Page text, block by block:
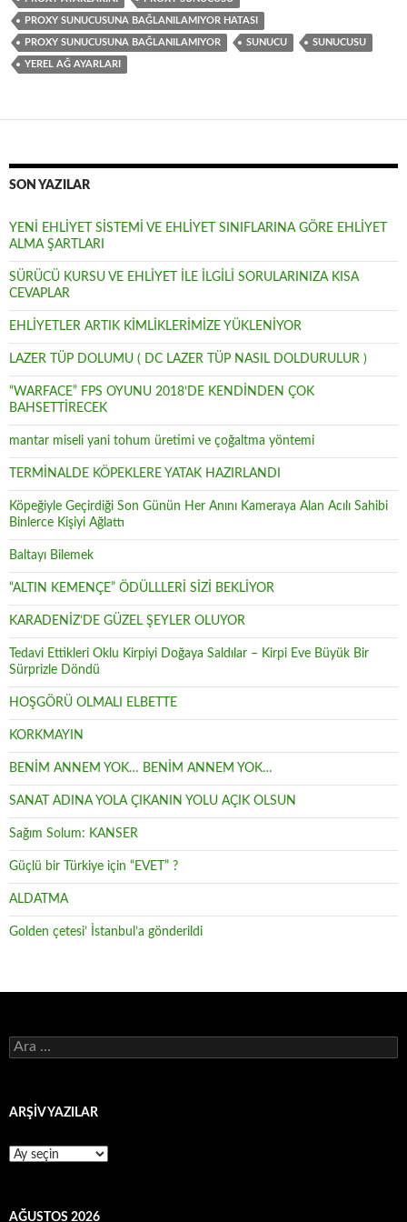
p
e
r
PROXY SUNUCUSUNA BAĞLANILAMIYOR HATASI
PROXY SUNUCUSUNA BAĞLANILAMIYOR SUNUCU SUNUCUSU
YEREL AĞ AYARLARI
SON YAZILAR
YENİ EHLİYET SİSTEMİ VE EHLİYET SINIFLARINA GÖRE EHLİYET
ALMA ŞARTLARI
SÜRÜCÜ KURSU VE EHLİYET İLE İLGİLİ SORULARINIZA KISA
CEVAPLAR
EHLİYETLER ARTIK KİMLİKLERİMİZE YÜKLENİYOR
LAZER TÜP DOLUMU ( DC LAZER TÜP NASIL DOLDURULUR )
“WARFACE” FPS OYUNU 2018’DE KENDİNDEN ÇOK
BAHSETTİRECEK
mantar miseli yani tohum üretimi ve çoğaltma yöntemi
TERMİNALDE KÖPEKLERE YATAK HAZIRLANDI
Köpeğiyle Geçirdiği Son Günün Her Anını Kameraya Alan Acılı Sahibi
Binlerce Kişiyi Ağlattı
Baltayı Bilemek
“ALTIN KEMENÇE” ÖDÜLLLERİ SİZİ BEKLİYOR
KARADENİZ’DE GÜZEL ŞEYLER OLUYOR
Tedavi Ettikleri Oklu Kirpiyi Doğaya Saldılar – Kirpi Eve Büyük Bir
Sürprizle Döndü
HOŞGÖRÜ OLMALI ELBETTE
KORKMAYIN
BENİM ANNEM YOK… BENİM ANNEM YOK…
SANAT ADINA YOLA ÇIKANIN YOLU AÇIK OLSUN
Sağım Solum: KANSER
Güçlü bir Türkiye için “EVET” ?
ALDATMA
Golden çetesi’ İstanbul’a gönderildi
Arama:
ARŞİV YAZILAR
ARŞİV
AĞUSTOS 2026